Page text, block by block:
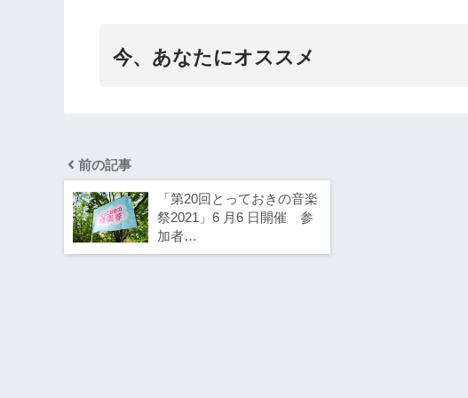
今、あなたにオススメ
前の記事
「第20回とっておきの音楽
祭2021」6 月6 日開催 参
加者…